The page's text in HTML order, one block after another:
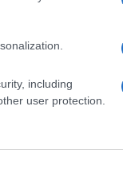
including
user protection.
teksturu i